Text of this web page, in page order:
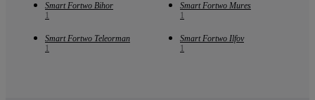
Smart Fortwo Bihor
1
Smart Fortwo Mures
1
Smart Fortwo Teleorman
1
Smart Fortwo Ilfov
1